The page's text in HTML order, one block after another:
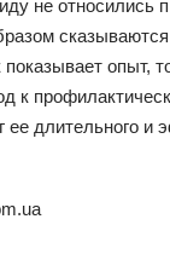
не относились
опыт,
к
длительного и